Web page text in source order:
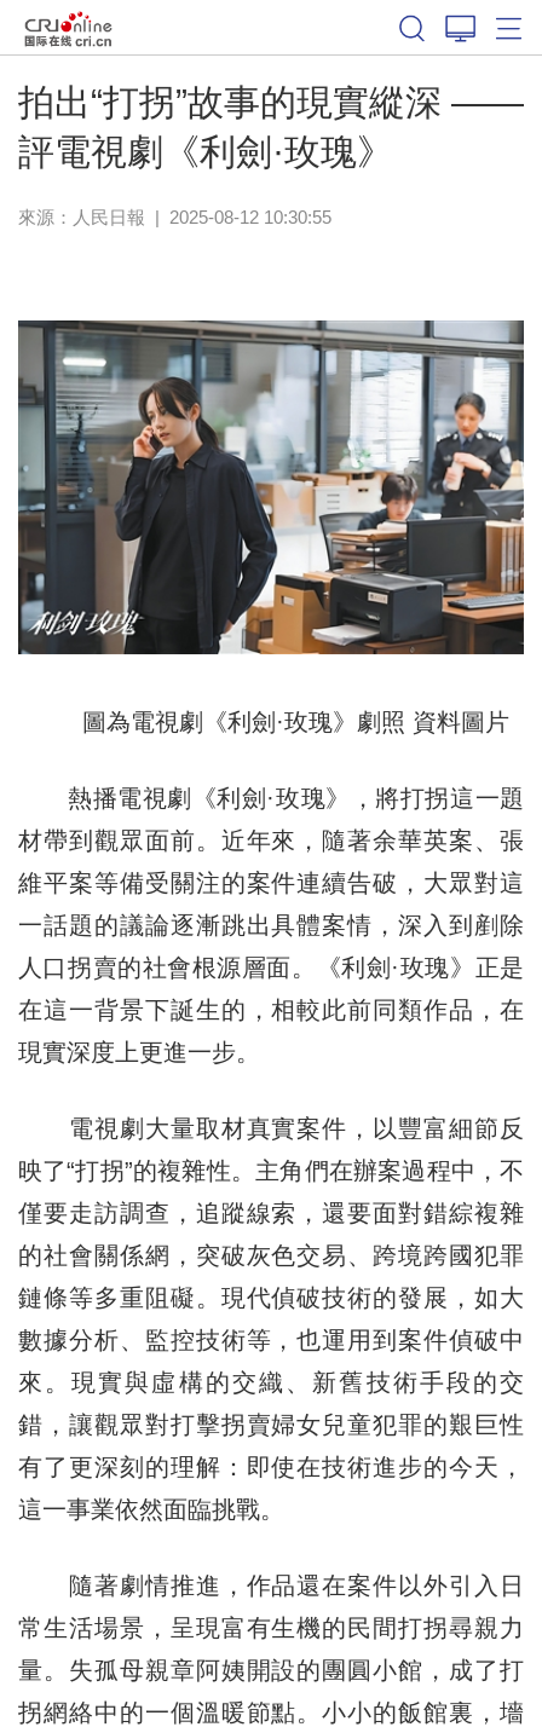
拍出“打拐”故事的現實縱深 ——
評電視劇《利劍·玫瑰》
來源： 人民日報 | 2025-08-12 10:30:55
圖為電視劇《利劍·玫瑰》劇照 資料圖片
熱播電視劇《利劍·玫瑰》，將打拐這一題
材帶到觀眾面前。近年來，隨著余華英案、張
維平案等備受關注的案件連續告破，大眾對這
一話題的議論逐漸跳出具體案情，深入到剷除
人口拐賣的社會根源層面。《利劍·玫瑰》正是
在這一背景下誕生的，相較此前同類作品，在
現實深度上更進一步。
電視劇大量取材真實案件，以豐富細節反
映了“打拐”的複雜性。主角們在辦案過程中，不
僅要走訪調查，追蹤線索，還要面對錯綜複雜
的社會關係網，突破灰色交易、跨境跨國犯罪
鏈條等多重阻礙。現代偵破技術的發展，如大
數據分析、監控技術等，也運用到案件偵破中
來。現實與虛構的交織、新舊技術手段的交
錯，讓觀眾對打擊拐賣婦女兒童犯罪的艱巨性
有了更深刻的理解：即使在技術進步的今天，
這一事業依然面臨挑戰。
隨著劇情推進，作品還在案件以外引入日
常生活場景，呈現富有生機的民間打拐尋親力
量。失孤母親章阿姨開設的團圓小館，成了打
拐網絡中的一個溫暖節點。小小的飯館裏，墻